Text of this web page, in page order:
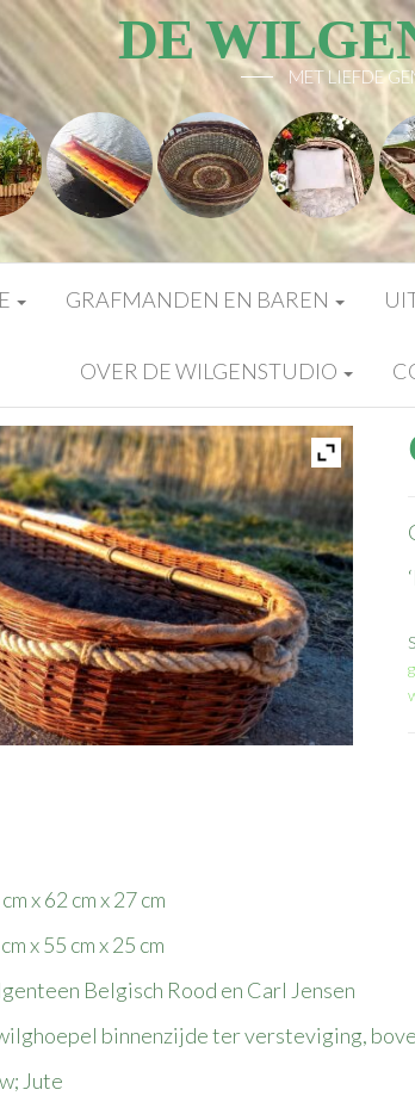
DE
MET LIEFDE
GRAFMANDEN EN BAREN
OVER DE WILGENSTUDIO
cm x 27 cm
cm x 25 cm
Belgisch Rood en Carl Jensen
ter versteviging,